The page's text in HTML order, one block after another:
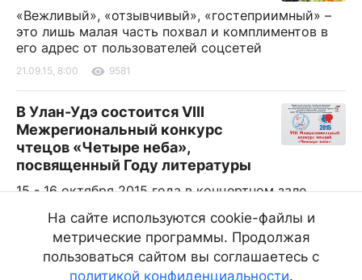
«Вежливый», «отзывчивый», «гостеприимный» –
это лишь малая часть похвал и комплиментов в
его адрес от пользователей соцсетей
21.09.15, 8:00 9581
В Улан-Удэ состоится VIII
Межрегиональный конкурс
чтецов «Четыре неба»,
посвященный Году литературы
15 - 16 октября 2015 года в концертном зале
VIII Межрегиональный конкурс чтецов на лучшее
исполнение произведений поэтов Бурятии
«Четыре неба»
На сайте используются cookie-файлы и
метрические программы. Продолжая
пользоваться сайтом вы соглашаетесь с
политикой конфиденциальности.